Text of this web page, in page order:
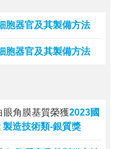
胞器官及其製備方法
胞器官及其製備方法
角膜基質榮獲2023國
造技術類-銀質獎